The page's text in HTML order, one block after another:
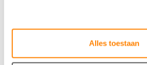
Alles toestaan